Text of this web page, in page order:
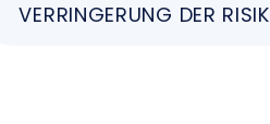
VERRINGERUNG DER